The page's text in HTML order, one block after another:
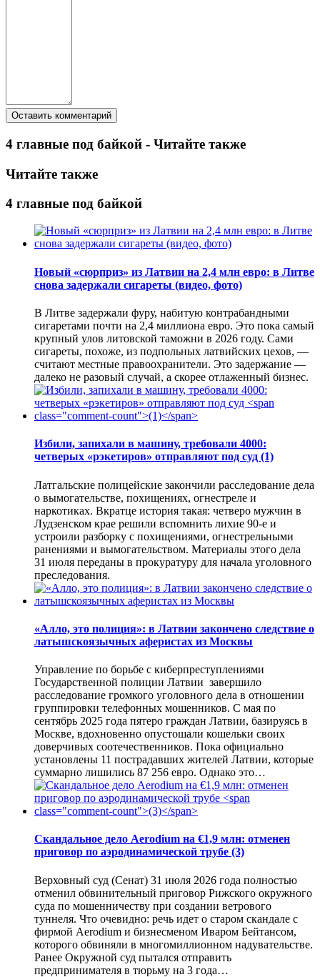
4 главные под байкой - Читайте также
Читайте также
4 главные под байкой
Новый «сюрприз» из Латвии на 2,4 млн евро: в Литве
снова задержали сигареты (видео, фото)
В Литве задержали фуру, набитую контрабандными
сигаретами почти на 2,4 миллиона евро. Это пока самый
крупный улов литовской таможни в 2026 году. Сами
сигареты, похоже, из подпольных латвийских цехов, —
считают местные правоохранители. Это задержание —
далеко не разовый случай, а скорее отлаженный бизнес.
Избили, запихали в машину, требовали 4000:
четверых «рэкетиров» отправляют под суд (1)
Латгальские полицейские закончили расследование дела
о вымогательстве, похищениях, огнестреле и
наркотиках. Вкратце история такая: четверо мужчин в
Лудзенском крае решили вспомнить лихие 90-е и
устроили разборку с похищениями, огнестрельными
ранениями и вымогательством. Материалы этого дела
31 июля переданы в прокуратуру для начала уголовного
преследования.
«Алло, это полиция»: в Латвии закончено следствие о
латышскоязычных аферистах из Москвы
Управление по борьбе с киберпреступлениями
Государственной полиции Латвии завершило
расследование громкого уголовного дела в отношении
группировки телефонных мошенников. С мая по
сентябрь 2025 года пятеро граждан Латвии, базируясь в
Москве, вдохновенно опустошали кошельки своих
доверчивых соотечественников. Пока официально
установлены 11 пострадавших жителей Латвии, которые
суммарно лишились 87 256 евро. Однако это…
Скандальное дело Aerodium на €1,9 млн: отменен
приговор по аэродинамической трубе (3)
Верховный суд (Сенат) 31 июля 2026 года полностью
отменил обвинительный приговор Рижского окружного
суда по мошенничеству при создании ветрового
туннеля. Что очевидно: речь идет о старом скандале с
фирмой Aerodium и бизнесменом Иваром Бейтансом,
которого обвиняли в многомиллионном надувательстве.
Ранее Окружной суд пытался отправить
предпринимателя в тюрьму на 3 года…